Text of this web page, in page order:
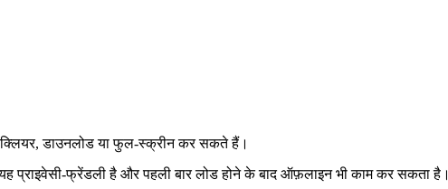
डाउनलोड या फुल‑स्क्रीन कर सकते हैं।
प्राइवेसी‑फ्रेंडली है और पहली बार लोड होने के बाद ऑफ़लाइन भी काम कर सकता है।